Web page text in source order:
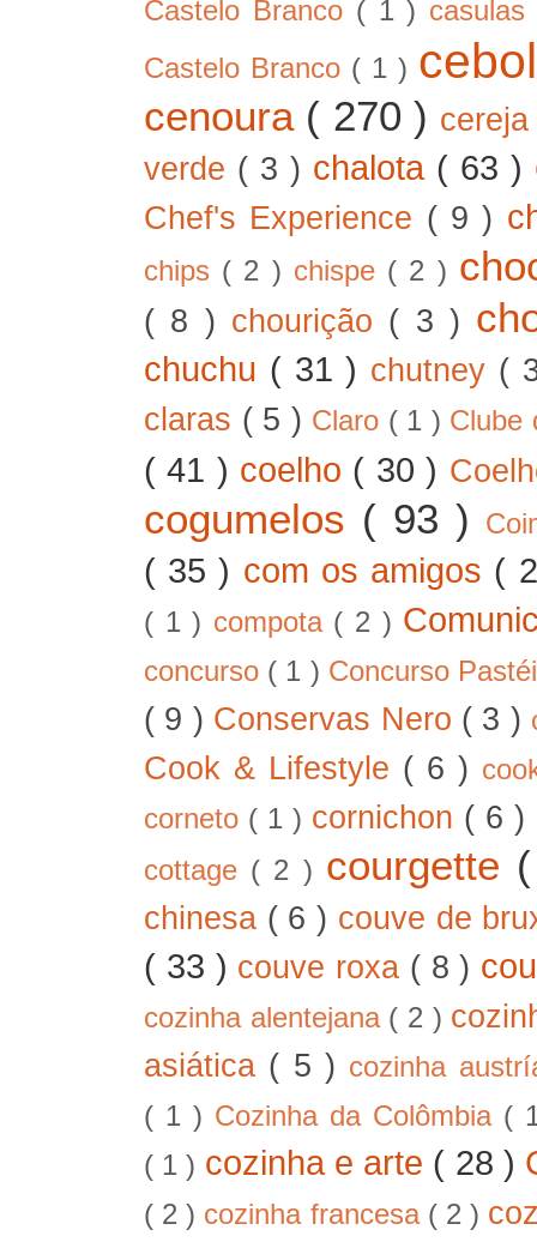
Castelo Branco ( 1 )
Castelo Branco ( 1 )
cenoura ( 270 )
verde ( 3 ) chalota ( 63 )
Chef's Experience ( 9 )
chips ( 2 ) chispe ( 2 )
( 8 ) chourição ( 3 )
chuchu ( 31 ) chutney (
claras ( 5 ) Claro ( 1 ) Clube
( 41 ) coelho ( 30 )
cogumelos ( 93 )
( 35 ) com os amigos (
( 1 ) compota ( 2 )
concurso ( 1 ) Concurso
( 9 ) Conservas Nero ( 3 )
Cook & Lifestyle ( 6 )
corneto ( 1 ) cornichon ( 6 )
cottage ( 2 ) courgette
chinesa ( 6 ) couve de
( 33 ) couve roxa ( 8 )
cozinha alentejana ( 2 )
asiática ( 5 ) cozinha
( 1 ) Cozinha da Colômbia (
( 1 ) cozinha e arte ( 28 )
( 2 ) cozinha francesa ( 2 )